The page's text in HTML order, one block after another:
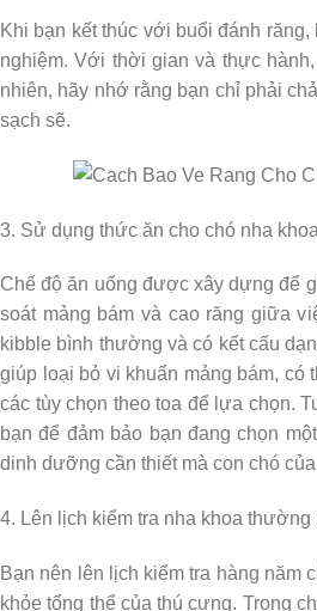
Khi bạn kết thúc với buổi đánh
nghiệm. Với thời gian và thực
nhiên, hãy nhớ rằng bạn chỉ phải
sạch sẽ.
3. Sử dụng thức ăn cho chó nha
Chế độ ăn uống được xây dựng để
soát mảng bám và cao răng giữa
kibble bình thường và có kết cấu
giúp loại bỏ vi khuẩn mảng bám, có
các tùy chọn theo toa để lựa chọn.
bạn để đảm bảo bạn đang chọn
dinh dưỡng cần thiết mà con chó
4. Lên lịch kiểm tra nha khoa
Bạn nên lên lịch kiểm tra hàng năm
khỏe tổng thể của thú cưng. Trong